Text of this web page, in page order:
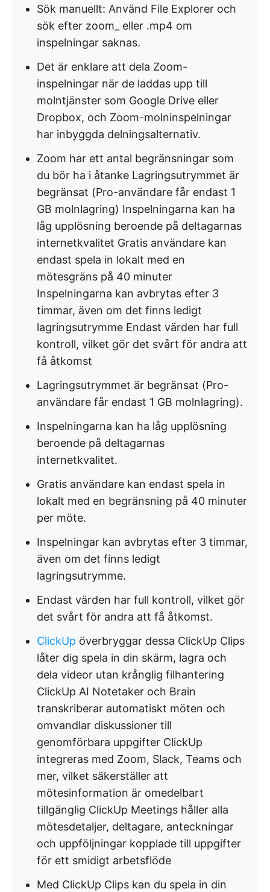
Sök manuellt: Använd File Explorer och
sök efter zoom_ eller .mp4 om
inspelningar saknas.
Det är enklare att dela Zoom-
inspelningar när de laddas upp till
molntjänster som Google Drive eller
Dropbox, och Zoom-molninspelningar
har inbyggda delningsalternativ.
Zoom har ett antal begränsningar som
du bör ha i åtanke Lagringsutrymmet är
begränsat (Pro-användare får endast 1
GB molnlagring) Inspelningarna kan ha
låg upplösning beroende på deltagarnas
internetkvalitet Gratis användare kan
endast spela in lokalt med en
mötesgräns på 40 minuter
Inspelningarna kan avbrytas efter 3
timmar, även om det finns ledigt
lagringsutrymme Endast värden har full
kontroll, vilket gör det svårt för andra att
få åtkomst
Lagringsutrymmet är begränsat (Pro-
användare får endast 1 GB molnlagring).
Inspelningarna kan ha låg upplösning
beroende på deltagarnas
internetkvalitet.
Gratis användare kan endast spela in
lokalt med en begränsning på 40 minuter
per möte.
Inspelningar kan avbrytas efter 3 timmar,
även om det finns ledigt
lagringsutrymme.
Endast värden har full kontroll, vilket gör
det svårt för andra att få åtkomst.
ClickUp överbryggar dessa ClickUp Clips
låter dig spela in din skärm, lagra och
dela videor utan krånglig filhantering
ClickUp AI Notetaker och Brain
transkriberar automatiskt möten och
omvandlar diskussioner till
genomförbara uppgifter ClickUp
integreras med Zoom, Slack, Teams och
mer, vilket säkerställer att
mötesinformation är omedelbart
tillgänglig ClickUp Meetings håller alla
mötesdetaljer, deltagare, anteckningar
och uppföljningar kopplade till uppgifter
för ett smidigt arbetsflöde
Med ClickUp Clips kan du spela in din